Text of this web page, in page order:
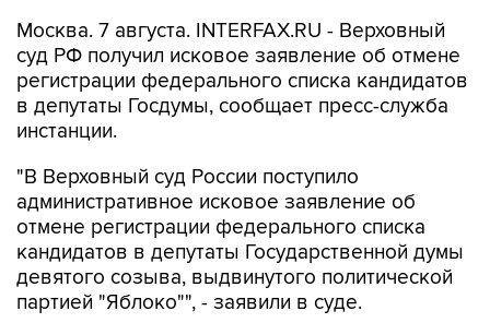
Москва. 7 августа. INTERFAX.RU - Верховный
суд РФ получил исковое заявление об отмене
регистрации федерального списка кандидатов
в депутаты Госдумы, сообщает пресс-служба
инстанции.
"В Верховный суд России поступило
административное исковое заявление об
отмене регистрации федерального списка
кандидатов в депутаты Государственной думы
девятого созыва, выдвинутого политической
партией "Яблоко"", - заявили в суде.